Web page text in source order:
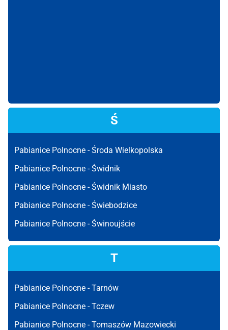
Ś
Pabianice Polnocne -Środa Wielkopolska
Pabianice Polnocne -Świdnik
Pabianice Polnocne -Świdnik Miasto
Pabianice Polnocne -Świebodzice
Pabianice Polnocne -Świnoujście
T
Pabianice Polnocne -Tarnów
Pabianice Polnocne -Tczew
Pabianice Polnocne -Tomaszów Mazowiecki